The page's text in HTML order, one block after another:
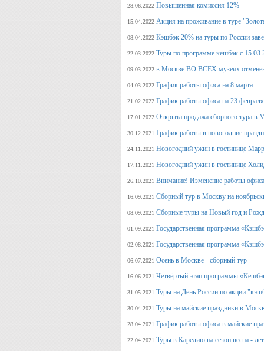
28.06.2022 Повышенная комиссия 12%
15.04.2022 Акция на проживание в туре
08.04.2022 Кэшбэк 20% на туры по России
22.03.2022 Туры по программе кешбэк с
09.03.2022 в Москве ВО ВСЕХ музеях
04.03.2022 График работы офиса на 8 марта
21.02.2022 График работы офиса на 23 февраля
17.01.2022 Открыта продажа сборного тура в
30.12.2021 График работы в новогодние
24.11.2021 Новогодний ужин в гостинице
17.11.2021 Новогодний ужин в гостинице
26.10.2021 Внимание! Изменение работы
16.09.2021 Сборный тур в Москву на
08.09.2021 Сборные туры на Новый год и
01.09.2021 Государственная программа
02.08.2021 Государственная программа
06.07.2021 Осень в Москве - сборный тур
16.06.2021 Четвёртый этап программы
31.05.2021 Туры на День России по акции
30.04.2021 Туры на майские праздники в
28.04.2021 График работы офиса в майские
22.04.2021 Туры в Карелию на сезон весна -